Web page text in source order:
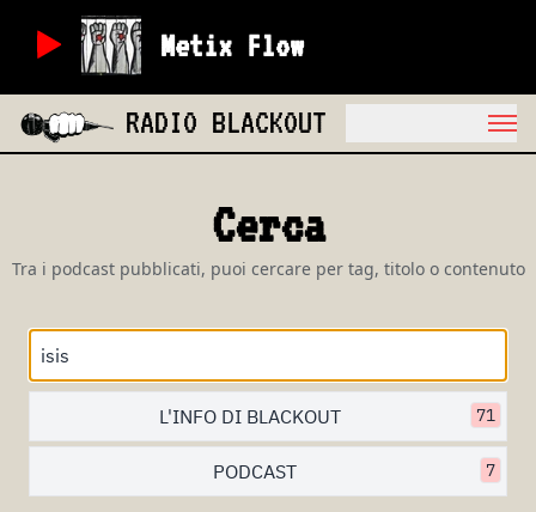
Metix Flow
RADIO BLACKOUT
Cerca
Tra i podcast pubblicati, puoi cercare per tag, titolo o contenuto
L'INFO DI BLACKOUT 71
PODCAST 7